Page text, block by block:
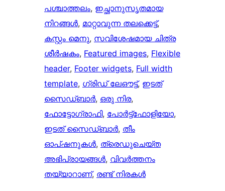
പശ്ചാത്തലം, ഇച്ഛാനുസൃതമായ
നിറങ്ങള്‍, മാറ്റാവുന്ന തലക്കെട്ട്‌
കസ്റ്റം മെനു, സവിശേഷമായ ചിത്ര
ശീർഷകം, Featured images, Flexible
header, Footer widgets, Full width
template, ഗ്രിഡ് ലേഔട്ട്, ഇടത്
സൈഡ്ബാർ, ഒരു നിര
ഫോട്ടോഗ്രാഫി, പോർട്ട്‌ഫോളിയോ
ഇടത് സൈഡ്ബാർ, തീം
ഓപ്ഷനുകൾ, ത്രെഡുചെയ്‌ത
അഭിപ്രായങ്ങൾ, വിവർത്തനം
തയ്യാറാണ്, രണ്ട് നിരകൾ